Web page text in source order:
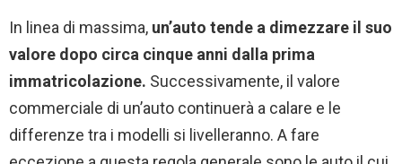
In linea di massima, un’auto tende a dimezzare il suo
valore dopo circa cinque anni dalla prima
immatricolazione. Successivamente, il valore
commerciale di un’auto continuerà a calare e le
differenze tra i modelli si livelleranno. A fare